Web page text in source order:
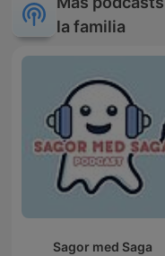
la familia
Sagor med Saga